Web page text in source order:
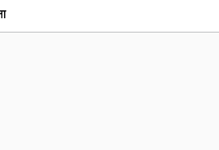
रोड, सतना, 485001